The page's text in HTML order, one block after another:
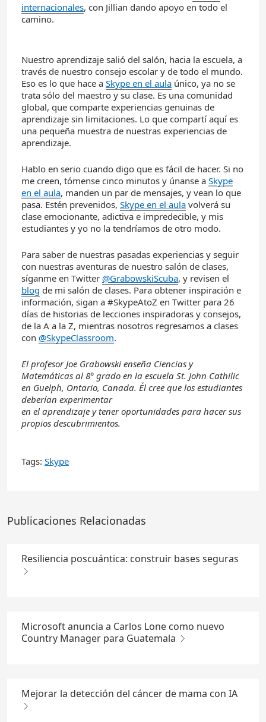
internacionales, con Jillian dando apoyo en todo el
camino.
Nuestro aprendizaje salió del salón, hacia la escuela, a
través de nuestro consejo escolar y de todo el mundo.
Eso es lo que hace a Skype en el aula único, ya no se
trata sólo del maestro y su clase. Es una comunidad
global, que comparte experiencias genuinas de
aprendizaje sin limitaciones. Lo que compartí aquí es
una pequeña muestra de nuestras experiencias de
aprendizaje.
Hablo en serio cuando digo que es fácil de hacer. Si no
me creen, tómense cinco minutos y únanse a Skype
en el aula, manden un par de mensajes, y vean lo que
pasa. Estén prevenidos, Skype en el aula volverá su
clase emocionante, adictiva e impredecible, y mis
estudiantes y yo no la tendríamos de otro modo.
Para saber de nuestras pasadas experiencias y seguir
con nuestras aventuras de nuestro salón de clases,
síganme en Twitter @GrabowskiScuba, y revisen el
blog de mi salón de clases. Para obtener inspiración e
información, sigan a #SkypeAtoZ en Twitter para 26
días de historias de lecciones inspiradoras y consejos,
de la A a la Z, mientras nosotros regresamos a clases
con @SkypeClassroom.
El profesor Joe Grabowski enseña Ciencias y
Matemáticas al 8° grado en la escuela St. John Cathilic
en Guelph, Ontario, Canada. Él cree que los estudiantes
deberían experimentar
en el aprendizaje y tener oportunidades para hacer sus
propios descubrimientos.
Tags: Skype
Publicaciones Relacionadas
Resiliencia poscuántica: construir bases seguras
Microsoft anuncia a Carlos Lone como nuevo
Country Manager para Guatemala
Mejorar la detección del cáncer de mama con IA